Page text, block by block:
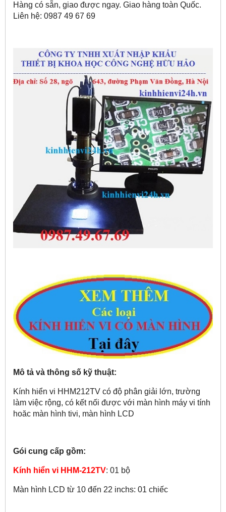
Hàng có sẵn, giao được ngay. Giao hàng toàn Quốc.
Liên hệ: 0987 49 67 69
Mô tả và thông số kỹ thuật:
Kính hiển vi HHM212TV có độ phân giải lớn, trường
làm việc rộng, có kết nối được với màn hình máy vi tính
hoăc màn hình tivi, màn hình LCD
Gói cung cấp gồm:
Kính hiển vi HHM-212TV: 01 bộ
Màn hình LCD từ 10 đến 22 inchs: 01 chiếc